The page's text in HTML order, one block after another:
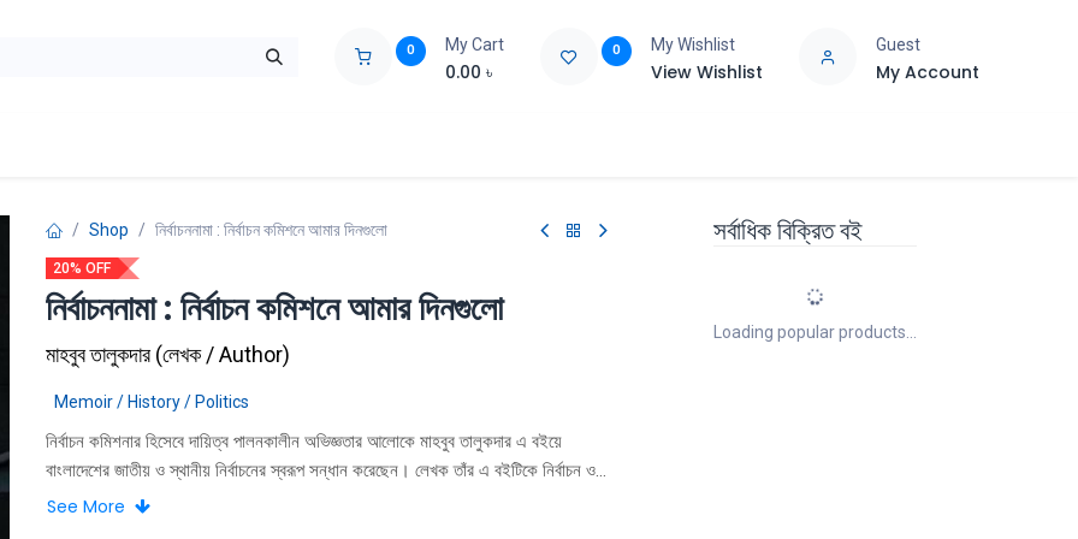
0 My Cart
0.00 ৳
0 My Wishlist
View Wishlist
Guest
My Account
Shop নির্বাচননামা : নির্বাচন কমিশনে আমার দিনগুলো
20% OFF
নির্বাচননামা : নির্বাচন কমিশনে আমার দিনগুলো
মাহবুব তালুকদার(লেখক / Author)
Memoir / History / Politics
নির্বাচন কমিশনার হিসেবে দায়িত্ব পালনকালীন অভিজ্ঞতার আলোকে মাহবুব তালুকদার এ বইয়ে
বাংলাদেশের জাতীয় ও স্থানীয় নির্বাচনের স্বরূপ সন্ধান করেছেন। লেখক তাঁর এ বইটিকে নির্বাচন ও
রাজনীতি নিয়ে দেশের নীরব জনগোষ্ঠীর অশ্রুত ভাষা শ্রবণের প্রচেষ্টা বলে উল্লেখ করেছেন।নির্বাচন
See More
সর্বাধিক বিক্রিত বই
Loading popular products...